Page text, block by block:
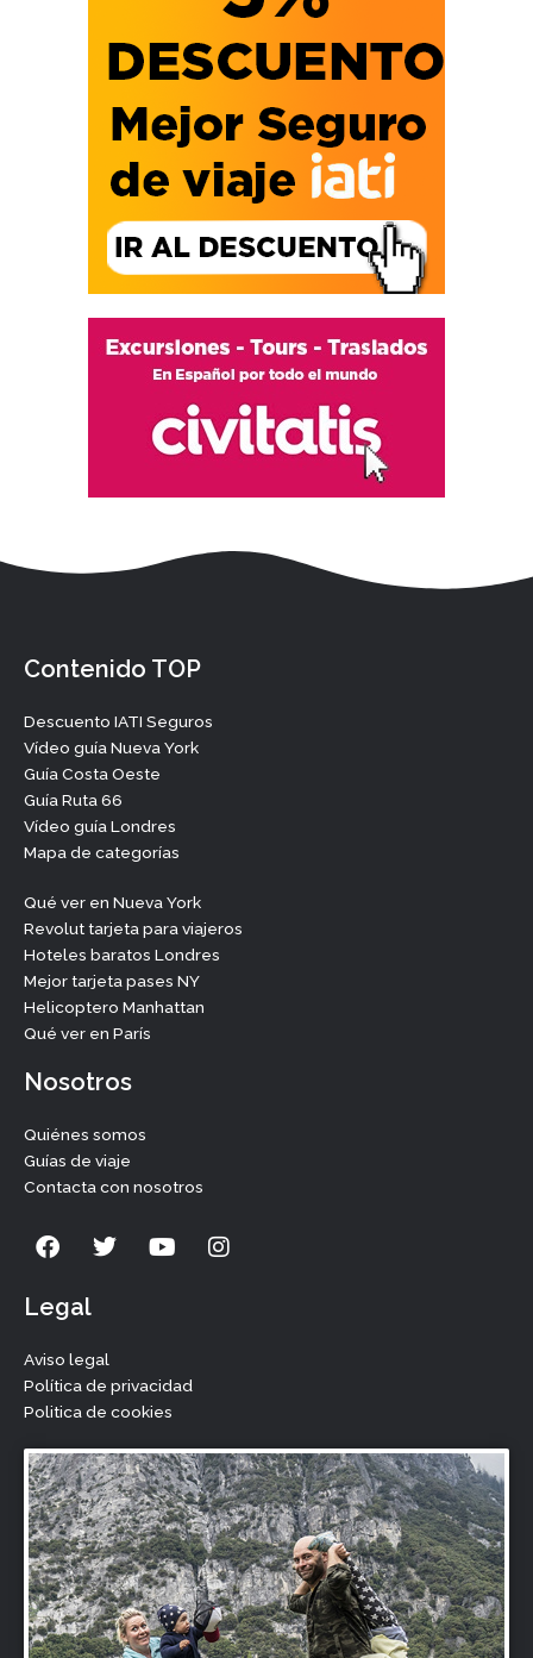
Contenido TOP
Descuento IATI Seguros
Vídeo guía Nueva York
Guía Costa Oeste
Guía Ruta 66
Vídeo guía Londres
Mapa de categorías
Qué ver en Nueva York
Revolut tarjeta para viajeros
Hoteles baratos Londres
Mejor tarjeta pases NY
Helicoptero Manhattan
Qué ver en París
Nosotros
Quiénes somos
Guías de viaje
Contacta con nosotros
F
a
e
b
o
o
k
T
w
e
r
Y
o
e
I
n
Legal
Aviso legal
Política de privacidad
Politica de cookies